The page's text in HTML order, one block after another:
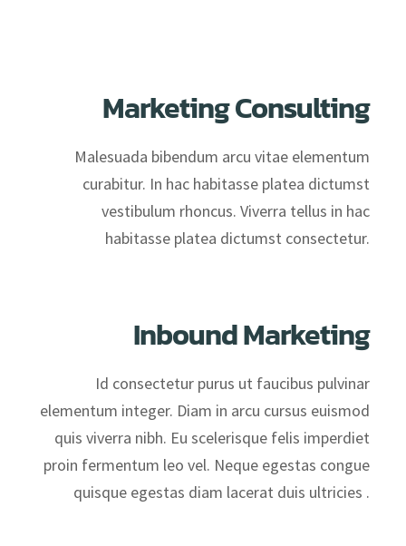
Marketing Consulting
Malesuada bibendum arcu vitae elementum
curabitur. In hac habitasse platea dictumst
vestibulum rhoncus. Viverra tellus in hac
habitasse platea dictumst consectetur.
Inbound Marketing
Id consectetur purus ut faucibus pulvinar
elementum integer. Diam in arcu cursus euismod
quis viverra nibh. Eu scelerisque felis imperdiet
proin fermentum leo vel. Neque egestas congue
quisque egestas diam lacerat duis ultricies .